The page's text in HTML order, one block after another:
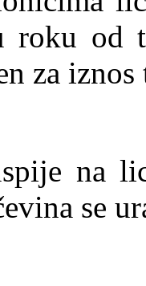
od
za
na
se